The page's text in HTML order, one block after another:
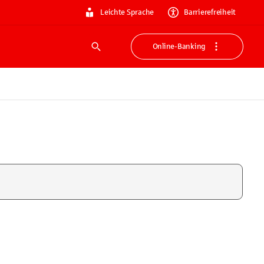
Leichte Sprache Barrierefreiheit
Suche
Online-Banking